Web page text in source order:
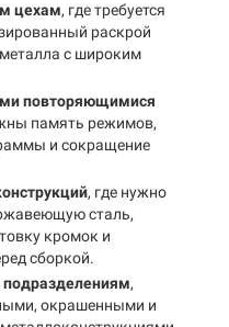
цехам, где требуется
раскрой
с широким
повторяющимися
память режимов,
и сокращение
, где нужно
сталь,
кромок и
сборкой.
,
окрашенными и